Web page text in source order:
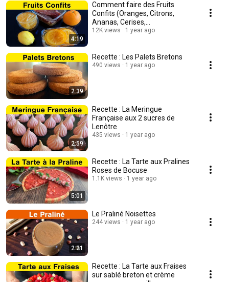
4:19
Comment faire des Fruits
Confits (Oranges, Citrons,
Ananas, Cerises,
Pamplemousse, Melon,
12K views 1 year ago
2:39
Recette : Les Palets Bretons
490 views 1 year ago
2:59
Recette : La Meringue
Française aux 2 sucres de
Lenôtre
435 views 1 year ago
5:01
Recette : La Tarte aux Pralines
Roses de Bocuse
1.1K views 1 year ago
2:21
Le Praliné Noisettes
244 views 1 year ago
Recette : La Tarte aux Fraises
sur sablé breton et crème